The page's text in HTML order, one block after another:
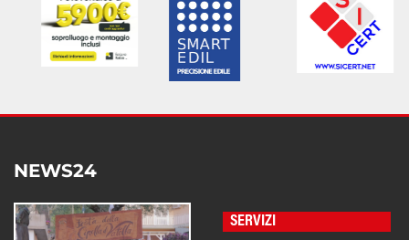
NEWS24
SERVIZI